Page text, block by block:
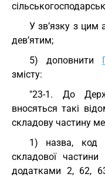
У зв’язку з цим
дев’ятим;
5) доповнити
змісту:
"23-1. До
вносяться такі
складову частину
1) назва, код
складової частини
додатками 2, 62,